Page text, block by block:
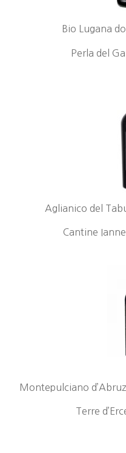
Bio Lugana
Perla del
Aglianico del
Cantine
Montepulciano
Terre